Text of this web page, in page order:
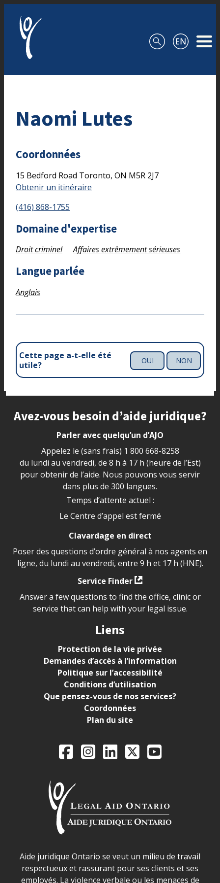
Naomi Lutes
Coordonnées
15 Bedford Road Toronto, ON M5R 2J7
Obtenir un itinéraire
(416) 868-1755
Domaine d'expertise
Droit criminel Affaires extrêmement sérieuses
Langue parlée
Anglais
Cette page a-t-elle été
utile?
OUI NON
Site footer
Avez-vous besoin d’aide juridique?
Parler avec quelqu’un d’AJO
Appelez le (sans frais) 1 800 668-8258
du lundi au vendredi, de 8 h à 17 h (heure de l’Est)
pour obtenir de l’aide. Nous pouvons vous servir
dans plus de 300 langues.
Temps d’attente actuel :
Le Centre d’appel est fermé
Clavardage en direct
Poser des questions d’ordre général à nos agents en
ligne, du lundi au vendredi, entre 9 h et 17 h (HNE).
Service Finder
Answer a few questions to find the office, clinic or
service that can help with your legal issue.
Liens
Protection de la vie privée
Demandes d’accès à l’information
Politique sur l’accessibilité
Conditions d’utilisation
Que pensez-vous de nos services?
Coordonnées
Plan du site
Legal Aid Ontario
FacebookInstagram
LinkedIn
X YouTube
Déclaration sur la sécurité dans les locaux d'AJO.
Aide juridique Ontario se veut un milieu de travail
respectueux et rassurant pour ses clients et ses
employés. La violence verbale ou les menaces de